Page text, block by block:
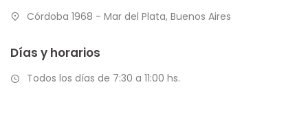
Córdoba 1968 - Mar del Plata, Buenos Aires
Días y horarios
Todos los días de 7:30 a 11:00 hs.